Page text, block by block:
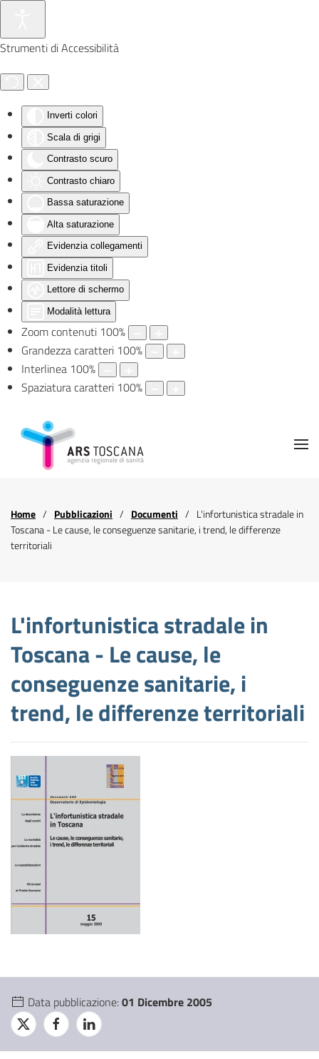
Strumenti di Accessibilità
Inverti colori
Scala di grigi
Contrasto scuro
Contrasto chiaro
Bassa saturazione
Alta saturazione
Evidenzia collegamenti
Evidenzia titoli
Lettore di schermo
Modalità lettura
Zoom contenuti 100%
Grandezza caratteri 100%
Interlinea 100%
Spaziatura caratteri 100%
Skip to main content
Home Pubblicazioni Documenti
L'infortunistica stradale in
Toscana - Le cause, le conseguenze sanitarie, i trend, le differenze
territoriali
L'infortunistica stradale in
Toscana - Le cause, le
conseguenze sanitarie, i
trend, le differenze territoriali
Data pubblicazione:01 Dicembre 2005